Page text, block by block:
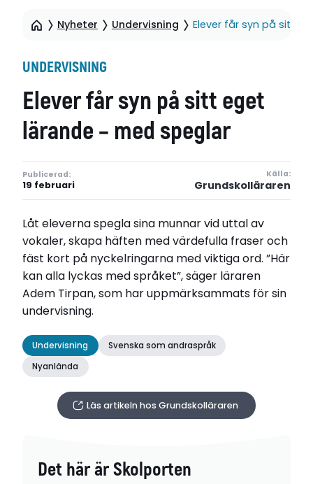
Nyheter Undervisning Elever får syn på sitt
UNDERVISNING
Elever får syn på sitt eget
lärande – med speglar
Publicerad:
19 februari
Källa:
Grundskolläraren
Låt eleverna spegla sina munnar vid uttal av
vokaler, skapa häften med värdefulla fraser och
fäst kort på nyckelringarna med viktiga ord. ”Här
kan alla lyckas med språket”, säger läraren
Adem Tirpan, som har uppmärksammats för sin
undervisning.
Undervisning
Svenska som andraspråk
Nyanlända
Läs artikeln hos Grundskolläraren
Det här är Skolporten